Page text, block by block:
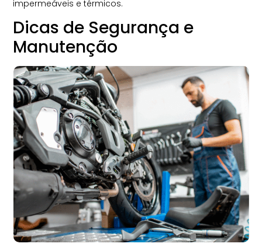
impermeáveis e térmicos.
Dicas de Segurança e
Manutenção